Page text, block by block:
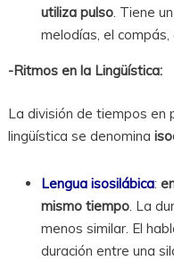
utiliza pulso . Tiene
melodías, el compás,
-Ritmos en la Lingüística:
La división de tiempos en
lingüística se denomina
Lengua isosilábica:
mismo tiempo. La
menos similar. El
duración entre una